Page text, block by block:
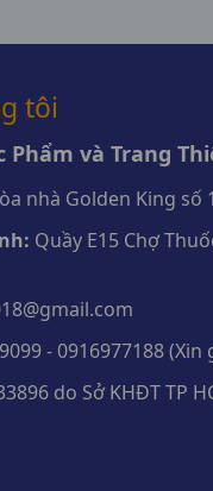
tôi
Phẩm và Trang
nhà Golden King số
Quầy E15 Chợ
- 0916977188
do Sở KHĐT TP